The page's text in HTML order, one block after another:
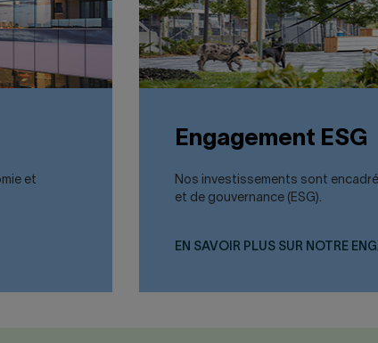
et
Engagement ESG
Nos investissements sont
et de gouvernance (ESG).
EN SAVOIR PLUS SUR NOTRE